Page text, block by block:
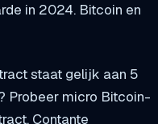
in 2024. Bitcoin en
staat gelijk aan 5
Probeer micro Bitcoin-
Contante